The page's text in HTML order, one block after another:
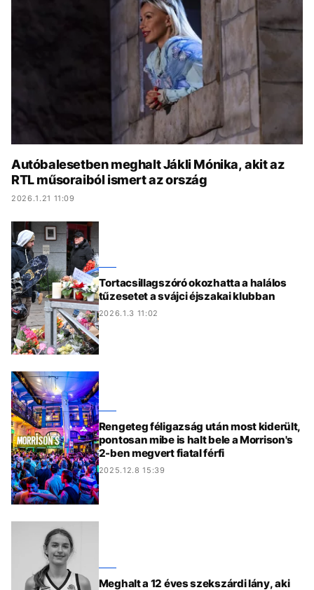
UTAZÁS
DESIGN
ARCOK
TÖRTÉNETEK
Autóbalesetben meghalt Jákli Mónika, akit az
RTL műsoraiból ismert az ország
2026.1.21 11:09
Tortacsillagszóró okozhatta a halálos
tűzesetet a svájci éjszakai klubban
2026.1.3 11:02
Rengeteg féligazság után most kiderült,
pontosan mibe is halt bele a Morrison's
2-ben megvert fiatal férfi
2025.12.8 15:39
Meghalt a 12 éves szekszárdi lány, aki